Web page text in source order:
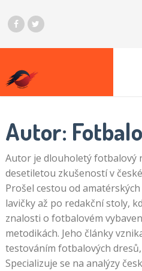
Autor:
Autor je dlouholetý fotbalový
desetiletou zkušeností v
Prošel cestou od
lavičky až po redakční stoly,
znalosti o fotbalovém
metodikách. Jeho články
testováním fotbalových
Specializuje se na analýzy